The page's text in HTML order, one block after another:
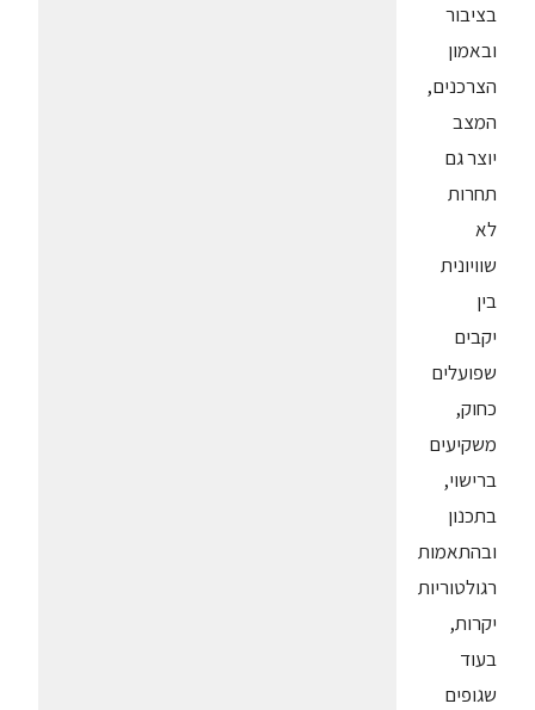
בציבור
ובאמון
הצרכנים,
המצב
יוצר גם
תחרות
לא
שוויונית
בין
יקבים
שפועלים
כחוק,
משקיעים
ברישוי,
בתכנון
ובהתאמות
רגולטוריות
יקרות,
בעוד
שגופים